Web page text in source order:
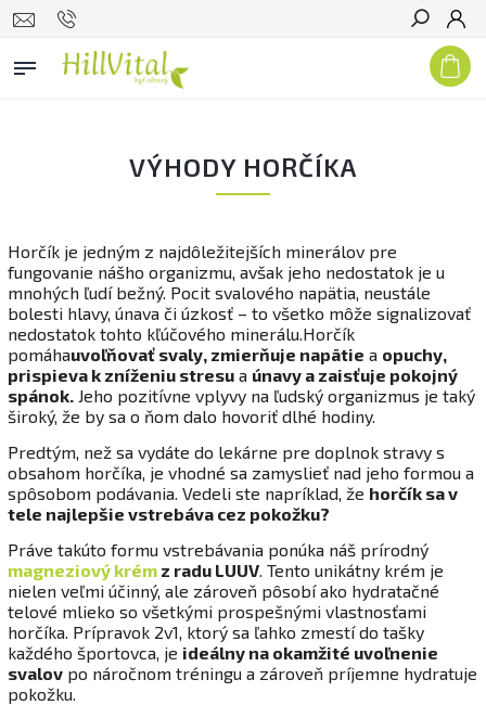
Hľadať
VÝHODY HORČÍKA
Horčík je jedným z najdôležitejších minerálov pre
fungovanie nášho organizmu, avšak jeho nedostatok je u
mnohých ľudí bežný. Pocit svalového napätia, neustále
bolesti hlavy, únava či úzkosť – to všetko môže signalizovať
nedostatok tohto kľúčového minerálu.Horčík
pomáhauvoľňovať svaly, zmierňuje napätie a opuchy,
prispieva k zníženiu stresu a únavy a zaisťuje pokojný
spánok. Jeho pozitívne vplyvy na ľudský organizmus je taký
široký, že by sa o ňom dalo hovoriť dlhé hodiny.
Predtým, než sa vydáte do lekárne pre doplnok stravy s
obsahom horčíka, je vhodné sa zamyslieť nad jeho formou a
spôsobom podávania. Vedeli ste napríklad, že horčík sa v
tele najlepšie vstrebáva cez pokožku?
Práve takúto formu vstrebávania ponúka náš prírodný
magneziový krém z radu LUUV. Tento unikátny krém je
nielen veľmi účinný, ale zároveň pôsobí ako hydratačné
telové mlieko so všetkými prospešnými vlastnosťami
horčíka. Prípravok 2v1, ktorý sa ľahko zmestí do tašky
každého športovca, je ideálny na okamžité uvoľnenie
svalov po náročnom tréningu a zároveň príjemne hydratuje
pokožku.